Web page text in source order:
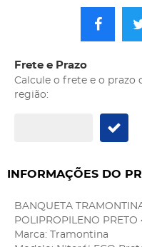
Frete e Prazo
Calcule o frete e o prazo
região:
INFORMAÇÕES DO
BANQUETA
POLIPROPILENO PRETO
Marca: Tramontina